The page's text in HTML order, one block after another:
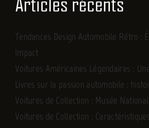
Tendances Design Automobile Rétro :
Impact
Voitures Américaines Légendaires :
Livres sur la passion automobile :
Voitures de Collection : Musée
Voitures de Collection :